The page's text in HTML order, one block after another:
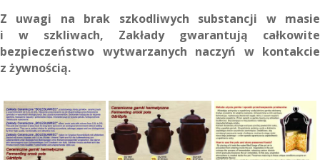
Z uwagi na brak szkodliwych substancji w masie
i w szkliwach, Zakłady gwarantują całkowite
bezpieczeństwo wytwarzanych naczyń w kontakcie
z żywnością.